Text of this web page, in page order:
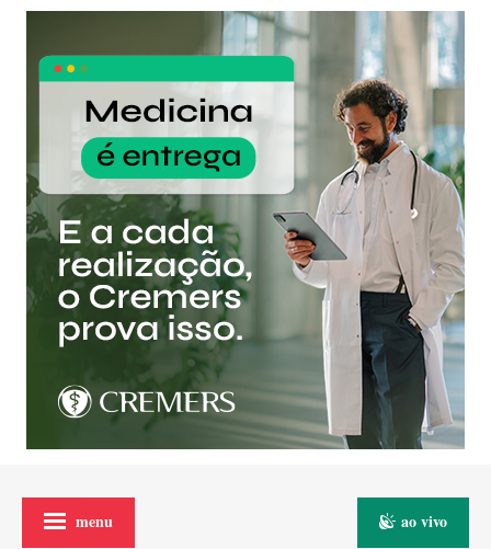
menu ao vivo